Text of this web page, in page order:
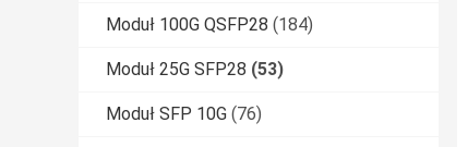
Moduł 100G QSFP28 (184)
Moduł 25G SFP28 (53)
Moduł SFP 10G (76)